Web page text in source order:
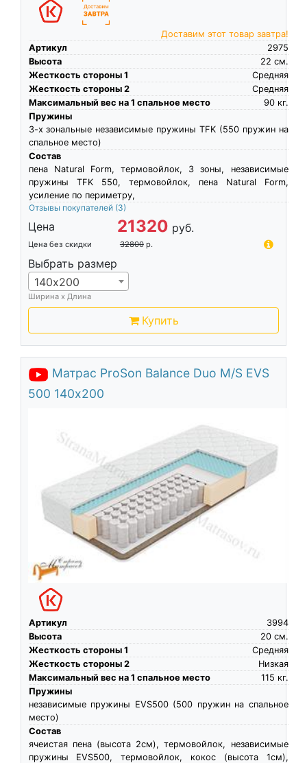
Доставим этот товар завтра!
Артикул
2975
Высота
см.
22
Жесткость стороны 1
Средняя
Жесткость стороны 2
Средняя
Максимальный вес на 1 спальное место
кг.
90
Пружины
3-х зональные независимые пружины TFK (550 пружин на
спальное место)
Состав
пена Natural Form, термовойлок, 3 зоны, независимые
пружины TFK 550, термовойлок, пена Natural Form,
усиление по периметру,
Отзывы покупателей (3)
Цена 21320 руб.
Цена без скидки 32800 р.
Выбрать размер
140х200
Ширина х Длина
Купить
Матрас ProSon Balance Duo M/S EVS
500 140х200
Артикул
3994
Высота
см.
20
Жесткость стороны 1
Средняя
Жесткость стороны 2
Низкая
Максимальный вес на 1 спальное место
кг.
115
Пружины
независимые пружины EVS500 (500 пружин на спальное
место)
Состав
ячеистая пена (высота 2см), термовойлок, независимые
пружины EVS500, термовойлок, кокос (высота 1см),